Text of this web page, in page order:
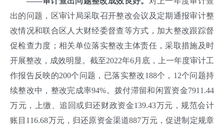
出的问题，区审计局采取召开整改会议及定期通报审计整
改情况和联合区人大财经委督查等方式，加大整改跟踪督
促检查力度；相关单位落实整改主体责任，采取措施及时
开展整改，成效明显。截至2022年6月底，上一年度审计工
作报告反映的200个问题，已落实整改188个，12个问题持
续整改中，整改完成率94%。拨付滞留和闲置资金7911.44
万元，上缴、追回或归还财政资金139.43万元，规范会计
账目116.68万元，归还原资金渠道887万元，促进制定规章